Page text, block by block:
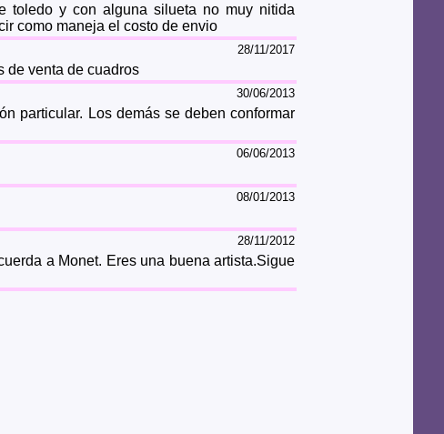
toledo y con alguna silueta no muy nitida
como maneja el costo de envio
28/11/2017
de venta de cuadros
30/06/2013
particular. Los demás se deben conformar
06/06/2013
08/01/2013
28/11/2012
a Monet. Eres una buena artista.Sigue